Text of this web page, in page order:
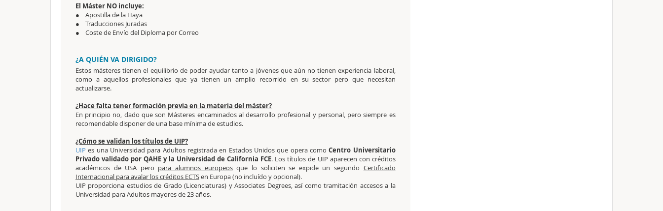
El Máster NO incluye:
● Apostilla de la Haya
● Traducciones Juradas
● Coste de Envío del Diploma por Correo
¿A QUIÉN VA DIRIGIDO?
Estos másteres tienen el equilibrio de poder ayudar tanto a jóvenes que aún no tienen experiencia laboral,
como a aquellos profesionales que ya tienen un amplio recorrido en su sector pero que necesitan
actualizarse.
¿Hace falta tener formación previa en la materia del máster?
En principio no, dado que son Másteres encaminados al desarrollo profesional y personal, pero siempre es
recomendable disponer de una base mínima de estudios.
¿Cómo se validan los títulos de UIP?
UIP es una Universidad para Adultos registrada en Estados Unidos que opera comoCentro Universitario
Privado validado por QAHE y la Universidad de California FCE. Los títulos de UIP aparecen con créditos
académicos de USA pero para alumnos europeosque lo soliciten se expide un segundo Certificado
Internacional para avalar los créditos ECTSen Europa (no incluído y opcional).
UIP proporciona estudios de Grado (Licenciaturas) y Associates Degrees, así como tramitación accesos a la
Universidad para Adultos mayores de 23 años.